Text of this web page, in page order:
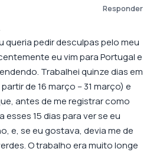
Responder
queria pedir desculpas pelo meu
eu vim para Portugal e
Trabalhei quinze dias em
de 16 março – 31 março) e
antes de me registrar como
esses 15 dias para ver se eu
e, se eu gostava, devia me de
O trabalho era muito longe